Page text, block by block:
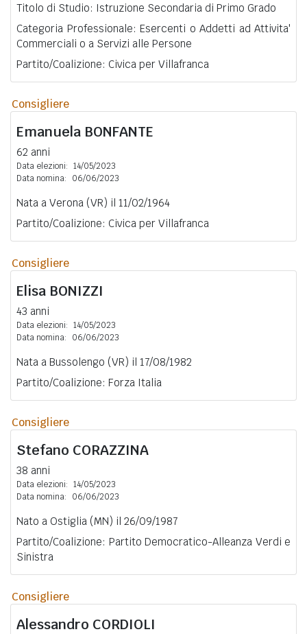
Titolo di Studio: Istruzione Secondaria di Primo Grado
Categoria Professionale: Esercenti o Addetti ad Attivita'
Commerciali o a Servizi alle Persone
Partito/Coalizione: Civica per Villafranca
Consigliere
Emanuela BONFANTE
62 anni
Data elezioni: 14/05/2023
Data nomina:
06/06/2023
Nata a Verona (VR) il 11/02/1964
Partito/Coalizione: Civica per Villafranca
Consigliere
Elisa BONIZZI
43 anni
Data elezioni: 14/05/2023
Data nomina:
06/06/2023
Nata a Bussolengo (VR) il 17/08/1982
Partito/Coalizione: Forza Italia
Consigliere
Stefano CORAZZINA
38 anni
Data elezioni: 14/05/2023
Data nomina:
06/06/2023
Nato a Ostiglia (MN) il 26/09/1987
Partito/Coalizione: Partito Democratico-Alleanza Verdi e
Sinistra
Consigliere
Alessandro CORDIOLI